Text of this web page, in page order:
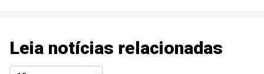
Leia notícias relacionadas